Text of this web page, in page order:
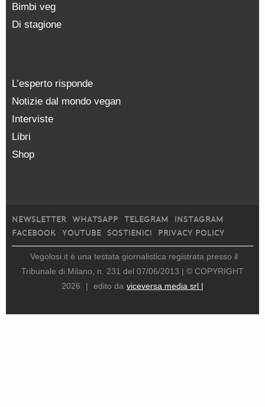
Bimbi veg
Di stagione
L’esperto risponde
Notizie dal mondo vegan
Interviste
Libri
Shop
NEWSLETTER WHATSAPP TELEGRAM
INSTAGRAM
FACEBOOK
YOUTUBE SOSTIENICI PRIVACY POLICY
Vegolosi.it è una testata giornalistica registrata presso il
Tribunale di Milano, n. 231 del 07/06/2013 | © COPYRIGHT
2026
| edito da viceversa media srl |